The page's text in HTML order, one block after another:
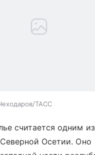
ТАСС
считается одним
Осетии. Оно